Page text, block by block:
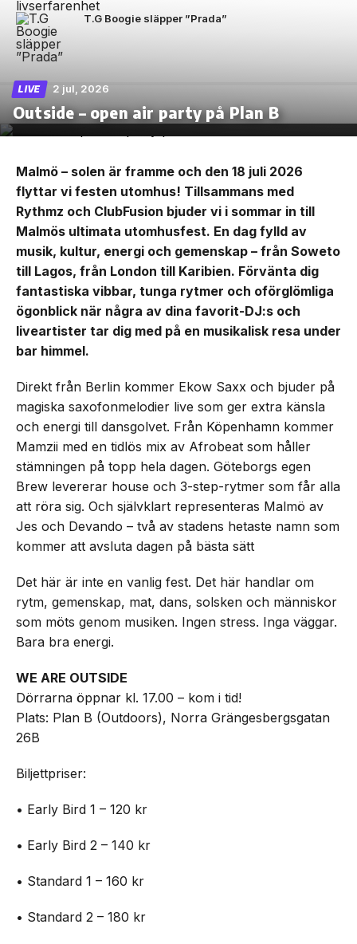
T.G Boogie släpper ”Prada”
LIVE 2 jul, 2026
Outside – open air party på Plan B
Malmö – solen är framme och den 18 juli 2026
flyttar vi festen utomhus! Tillsammans med
Rythmz och ClubFusion bjuder vi i sommar in till
Malmös ultimata utomhusfest. En dag fylld av
musik, kultur, energi och gemenskap – från Soweto
till Lagos, från London till Karibien. Förvänta dig
fantastiska vibbar, tunga rytmer och oförglömliga
ögonblick när några av dina favorit-DJ:s och
liveartister tar dig med på en musikalisk resa under
bar himmel.
Direkt från Berlin kommer Ekow Saxx och bjuder på
magiska saxofonmelodier live som ger extra känsla
och energi till dansgolvet. Från Köpenhamn kommer
Mamzii med en tidlös mix av Afrobeat som håller
stämningen på topp hela dagen. Göteborgs egen
Brew levererar house och 3-step-rytmer som får alla
att röra sig. Och självklart representeras Malmö av
Jes och Devando – två av stadens hetaste namn som
kommer att avsluta dagen på bästa sätt
Det här är inte en vanlig fest. Det här handlar om
rytm, gemenskap, mat, dans, solsken och människor
som möts genom musiken. Ingen stress. Inga väggar.
Bara bra energi.
WE ARE OUTSIDE
Dörrarna öppnar kl. 17.00 – kom i tid!
Plats: Plan B (Outdoors), Norra Grängesbergsgatan
26B
Biljettpriser:
• Early Bird 1 – 120 kr
• Early Bird 2 – 140 kr
• Standard 1 – 160 kr
• Standard 2 – 180 kr